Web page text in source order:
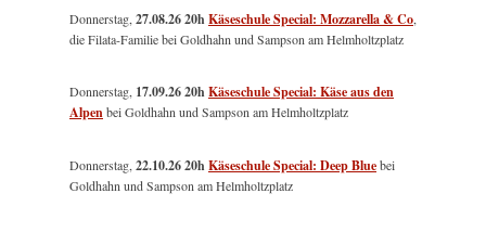
Donnerstag,27.08.26 20hKäseschule Special: Mozzarella & Co,
die Filata-Familie bei Goldhahn und Sampson am Helmholtzplatz
Donnerstag, 17.09.26 20hKäseschule Special: Käse aus den
Alpenbei Goldhahn und Sampson am Helmholtzplatz
Donnerstag,22.10.26 20hKäseschule Special: Deep Bluebei
Goldhahn und Sampson am Helmholtzplatz